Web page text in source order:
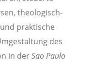
theologisch-
praktische
des
in derSao Paulo